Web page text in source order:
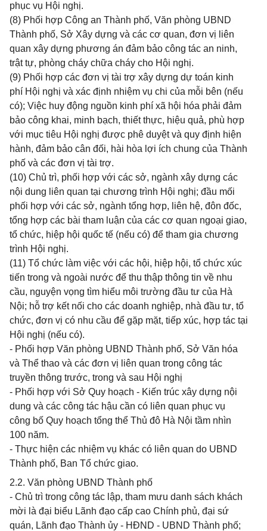
phục vụ Hội nghị.
(8) Phối hợp Công an Thành phố, Văn phòng UBND
Thành phố, Sở Xây dựng và các cơ quan, đơn vị liên
quan xây dựng phương án đảm bảo công tác an ninh,
trật tự, phòng cháy chữa cháy cho Hội nghị.
(9) Phối hợp các đơn vị tài trợ xây dựng dự toán kinh
phí Hội nghị và xác định nhiệm vụ chi của mỗi bên (nếu
có); Việc huy động nguồn kinh phí xã hội hóa phải đảm
bảo công khai, minh bạch, thiết thực, hiệu quả, phù hợp
với mục tiêu Hội nghị được phê duyệt và quy định hiện
hành, đảm bảo cân đối, hài hòa lợi ích chung của Thành
phố và các đơn vị tài trợ.
(10) Chủ trì, phối hợp với các sở, ngành xây dựng các
nội dung liên quan tại chương trình Hội nghị; đầu mối
phối hợp với các sở, ngành tổng hợp, liên hệ, đôn đốc,
tổng hợp các bài tham luận của các cơ quan ngoại giao,
tổ chức, hiệp hội quốc tế (nếu có) để tham gia chương
trình Hội nghị.
(11) Tổ chức làm việc với các hội, hiệp hội, tổ chức xúc
tiến trong và ngoài nước để thu thập thông tin về nhu
cầu, nguyện vọng tìm hiểu môi trường đầu tư của Hà
Nội; hỗ trợ kết nối cho các doanh nghiệp, nhà đầu tư, tổ
chức, đơn vị có nhu cầu để gặp mặt, tiếp xúc, hợp tác tại
Hội nghị (nếu có).
- Phối hợp Văn phòng UBND Thành phố, Sở Văn hóa
và Thể thao và các đơn vị liên quan trong công tác
truyền thông trước, trong và sau Hội nghị
- Phối hợp với Sở Quy hoạch - Kiến trúc xây dựng nội
dung và các công tác hậu cần có liên quan phục vụ
công bố Quy hoạch tổng thể Thủ đô Hà Nội tầm nhìn
100 năm.
- Thực hiện các nhiệm vụ khác có liên quan do UBND
Thành phố, Ban Tổ chức giao.
2.2. Văn phòng UBND Thành phố
- Chủ trì trong công tác lập, tham mưu danh sách khách
mời là đại biểu Lãnh đạo cấp cao Chính phủ, đại sứ
quán, Lãnh đạo Thành ủy - HĐND - UBND Thành phố;